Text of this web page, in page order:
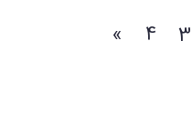
3
4
»